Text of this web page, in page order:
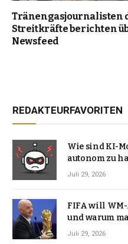
Tränengasjournalisten
Streitkräfte berichten
Newsfeed
REDAKTEURFAVORITEN
Wie sind KI-
autonom zu
Juli 29, 2026
FIFA will
und warum
Juli 29, 2026